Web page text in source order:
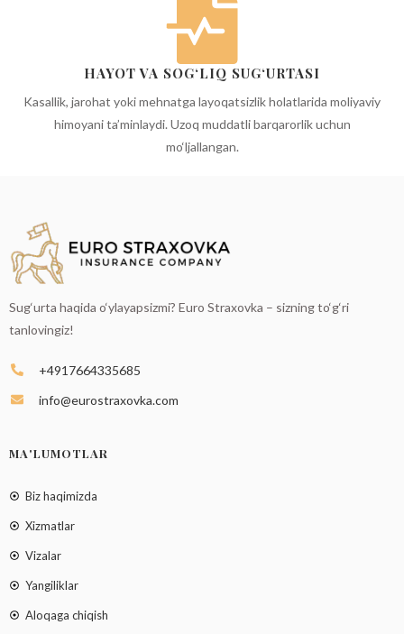
HAYOT VA SOG‘LIQ SUG‘URTASI
Kasallik, jarohat yoki mehnatga layoqatsizlik holatlarida moliyaviy
himoyani ta’minlaydi. Uzoq muddatli barqarorlik uchun
mo‘ljallangan.
Sug‘urta haqida o‘ylayapsizmi? Euro Straxovka – sizning to‘g‘ri
tanlovingiz!
+4917664335685
info@eurostraxovka.com
MA'LUMOTLAR
Biz haqimizda
Xizmatlar
Vizalar
Yangiliklar
Aloqaga chiqish